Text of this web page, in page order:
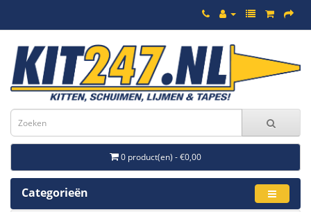
0 product(en) - €0,00
Categorieën